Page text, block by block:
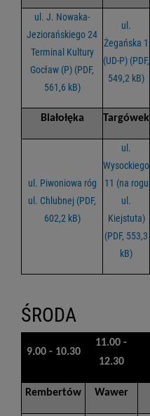
ul. J. Nowaka-
Jeziorańskiego 24
Terminal Kultury
Gocław (P) (PDF,
561,6 kB)
ul.
Żegańska 1
(UD-P) (PDF,
549,2 kB)
Białołęka Targówek
ul. Piwoniowa róg
ul. Chlubnej (PDF,
602,2 kB)
ul.
Wysockiego
11 (na rogu
ul.
Kiejstuta)
(PDF, 553,3
kB)
ŚRODA
9.00 - 10.30
11.00 -
12.30
Rembertów Wawer